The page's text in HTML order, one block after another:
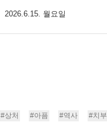
2026.6.15. 월요일
#상처 #아픔 #역사 #치부